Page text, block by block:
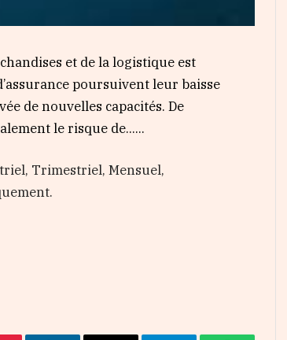
et de la logistique est
poursuivent leur baisse
de nouvelles capacités. De
le risque de…...
Trimestriel, Mensuel,